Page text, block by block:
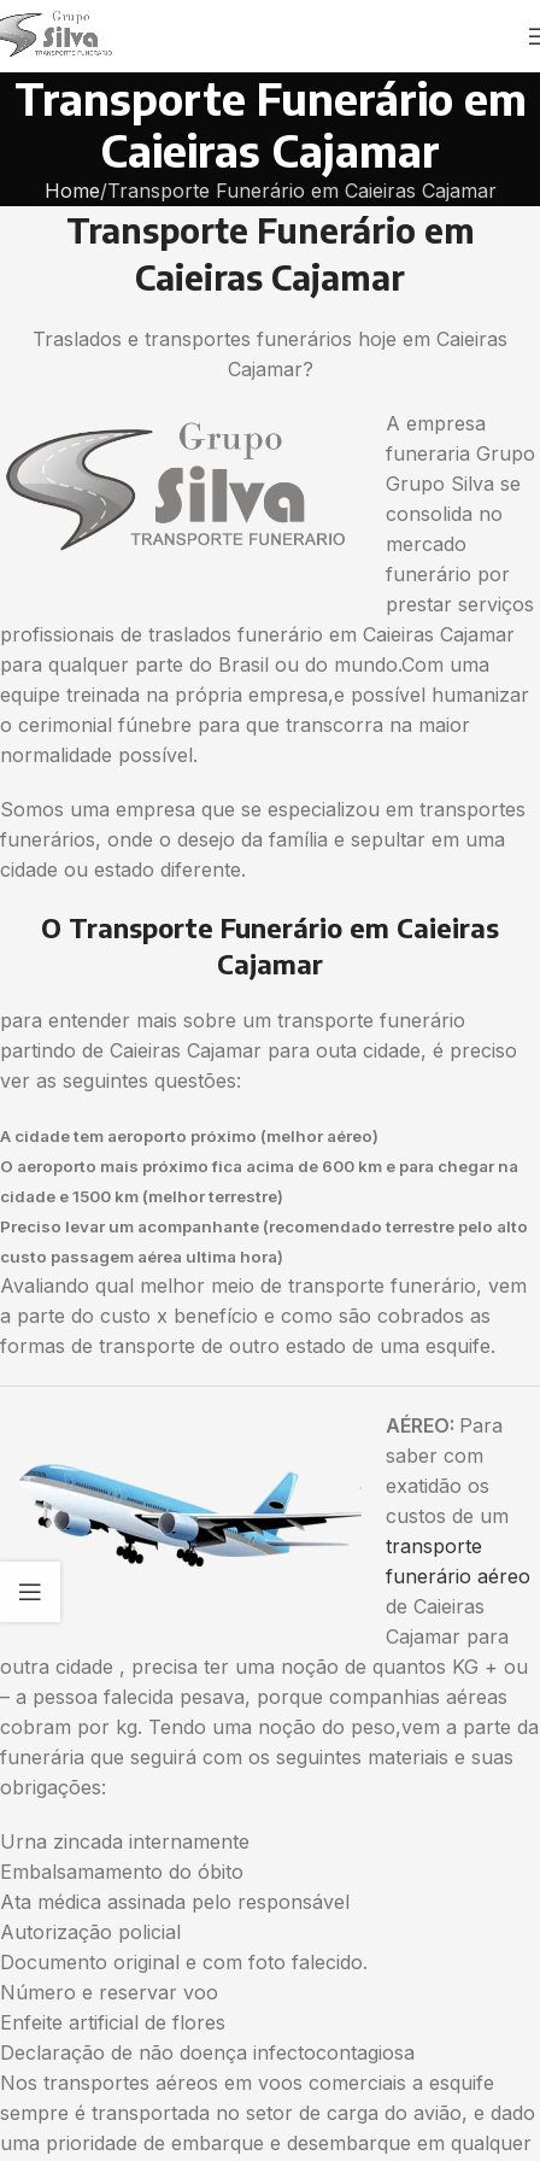
Transporte Funerário em
Caieiras Cajamar
Home Transporte Funerário em Caieiras Cajamar
Transporte Funerário em
Caieiras Cajamar
Traslados e transportes funerários hoje em Caieiras
Cajamar?
A empresa
funeraria Grupo
Grupo Silva se
consolida no
mercado
funerário por
prestar serviços
profissionais de traslados funerário em Caieiras Cajamar
para qualquer parte do Brasil ou do mundo.Com uma
equipe treinada na própria empresa,e possível humanizar
o cerimonial fúnebre para que transcorra na maior
normalidade possível.
Somos uma empresa que se especializou em transportes
funerários, onde o desejo da família e sepultar em uma
cidade ou estado diferente.
O Transporte Funerário em Caieiras
Cajamar
para entender mais sobre um transporte funerário
partindo de Caieiras Cajamar para outa cidade, é preciso
ver as seguintes questões:
A cidade tem aeroporto próximo (melhor aéreo)
O aeroporto mais próximo fica acima de 600 km e para chegar na
cidade e 1500 km (melhor terrestre)
Preciso levar um acompanhante (recomendado terrestre pelo alto
custo passagem aérea ultima hora)
Avaliando qual melhor meio de transporte funerário, vem
a parte do custo x benefício e como são cobrados as
formas de transporte de outro estado de uma esquife.
AÉREO: Para
saber com
exatidão os
custos de um
transporte
funerário aéreo
de Caieiras
Cajamar para
outra cidade , precisa ter uma noção de quantos KG + ou
– a pessoa falecida pesava, porque companhias aéreas
cobram por kg. Tendo uma noção do peso,vem a parte da
funerária que seguirá com os seguintes materiais e suas
obrigações:
Urna zincada internamente
Embalsamamento do óbito
Ata médica assinada pelo responsável
Autorização policial
Documento original e com foto falecido.
Número e reservar voo
Enfeite artificial de flores
Declaração de não doença infectocontagiosa
Nos transportes aéreos em voos comerciais a esquife
sempre é transportada no setor de carga do avião, e dado
uma prioridade de embarque e desembarque em qualquer